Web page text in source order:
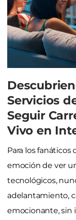
Servicios
Seguir
Vivo en
Para los fanáticos
emoción de ver
tecnológicos,
adelantamiento,
emocionante, sin